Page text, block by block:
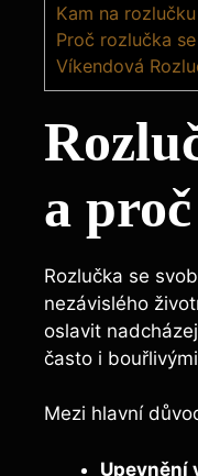
Kam na
Proč rozlučka
Víkendová
a
Rozlučka se
nezávislého
oslavit
často i
Mezi hlavní
Upevnění